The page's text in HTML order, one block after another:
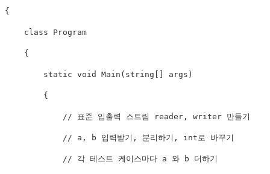
{
    class Program
    {
        static void Main(string[] args)
        {
            // 표준 입출력 스트림 reader, writer 만들기
            // a, b 입력받기, 분리하기, int로 바꾸기
            // 각 테스트 케이스마다 a 와 b 더하기